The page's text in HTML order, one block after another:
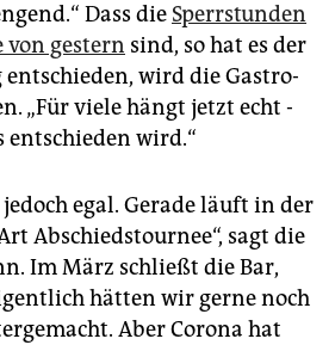
Dass die Sperrstunden
von gestern sind, so hat es der
entschieden, wird die Gastro-
„Für viele hängt jetzt echt
entschieden wird.“
egal. Gerade läuft in der
Abschiedstournee“, sagt die
Im März schließt die Bar,
hätten wir gerne noch
Aber Corona hat